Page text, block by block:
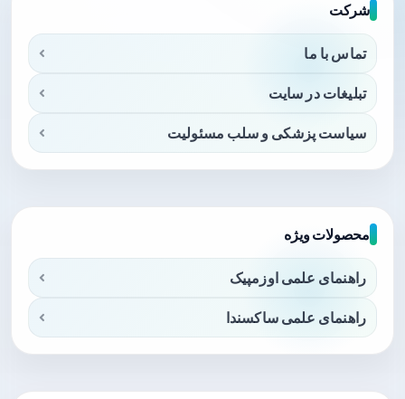
شرکت
تماس با ما
تبلیغات در سایت
سیاست پزشکی و سلب مسئولیت
محصولات ویژه
راهنمای علمی اوزمپیک
راهنمای علمی ساکسندا